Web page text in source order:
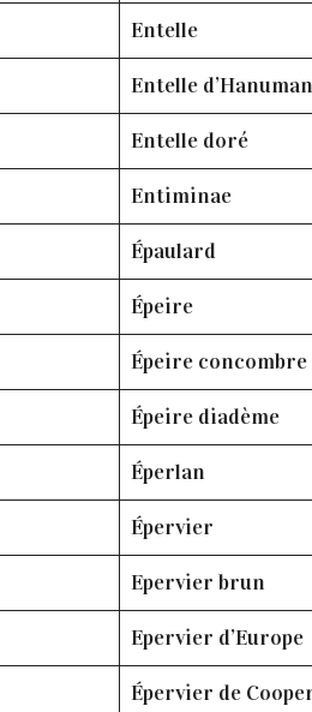
Entelle
Entelle d’Hanuman
Entelle doré
Entiminae
Épaulard
Épeire
Épeire concombre
Épeire diadème
Éperlan
Épervier
Epervier brun
Epervier d’Europe
Épervier de